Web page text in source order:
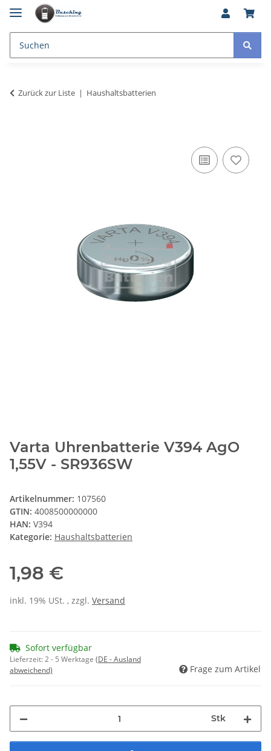
Zurück zur Liste Haushaltsbatterien
Varta Uhrenbatterie V394 AgO
1,55V - SR936SW
Artikelnummer: 107560
GTIN: 4008500000000
HAN: V394
Kategorie: Haushaltsbatterien
1,98 €
inkl. 19% USt. , zzgl. Versand
Sofort verfügbar
Lieferzeit:2 - 5 Werktage (DE - Ausland
abweichend)
Frage zum Artikel
Stk